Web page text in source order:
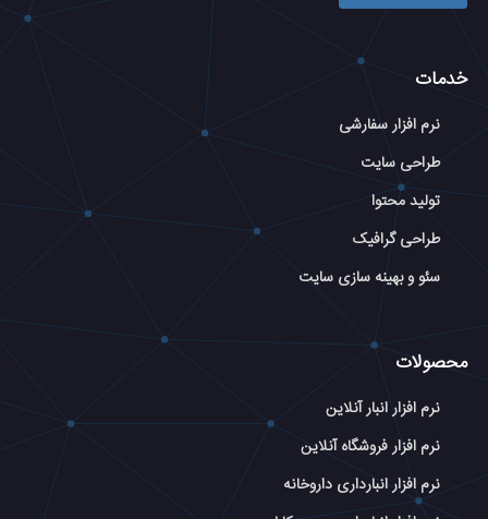
خدمات
نرم افزار سفارشی
طراحی سایت
تولید محتوا
طراحی گرافیک
سئو و بهینه سازی سایت
محصولات
نرم افزار انبار آنلاین
نرم افزار فروشگاه آنلاین
نرم افزار انبارداری داروخانه